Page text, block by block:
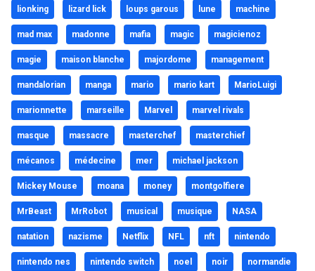
lionking lizard lick loups garous lune machine
mad max madonne mafia magic magicienoz
magie maison blanche majordome management
mandalorian manga mario mario kart MarioLuigi
marionnette marseille Marvel marvel rivals
masque massacre masterchef masterchief
mécanos médecine mer michael jackson
Mickey Mouse moana money montgolfiere
MrBeast MrRobot musical musique NASA
natation nazisme Netflix NFL nft nintendo
nintendo nes nintendo switch noel noir normandie